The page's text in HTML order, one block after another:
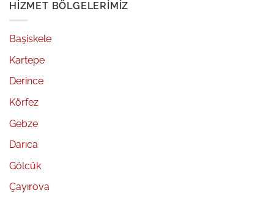
HIZMET BÖLGELERIMIZ
Başiskele
Kartepe
Derince
Körfez
Gebze
Darıca
Gölcük
Çayırova